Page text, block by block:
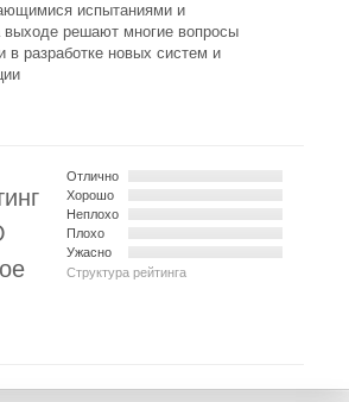
испытаниями и
выходе решают многие вопросы
в разработке новых систем и
Структура рейтинга
Отлично
Хорошо
Неплохо
Плохо
Ужасно